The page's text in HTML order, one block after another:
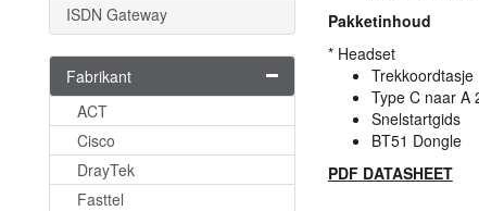
ISDN Gateway
Fabrikant
ACT
Cisco
DrayTek
Fasttel
Pakketinhoud
* Headset
Trekkoordtasje
Type C naar A
Snelstartgids
BT51 Dongle
PDF DATASHEET